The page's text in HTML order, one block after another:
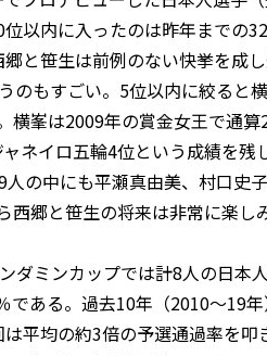
以内に入ったのは昨年までの
と笹生は前例のない快挙を成
のもすごい。5位以内に絞ると
峯は2009年の賞金女王で通
ネイロ五輪4位という成績を残
の中にも平瀬真由美、村口史
郷と笹生の将来は非常に楽し
ダミンカップでは計8人の日本
である。過去10年（2010〜19
平均の約3倍の予選通過率を叩